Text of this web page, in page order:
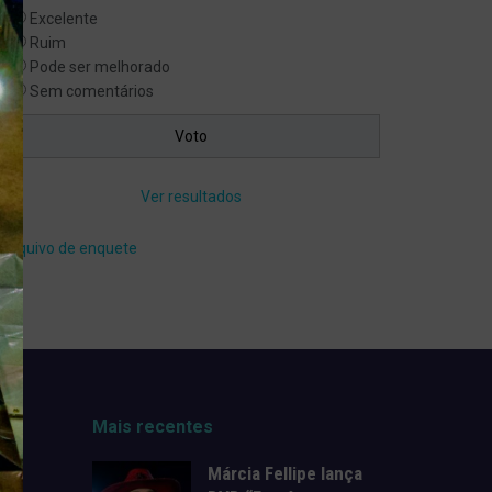
Excelente
Ruim
Pode ser melhorado
Sem comentários
Ver resultados
Arquivo de enquete
Mais recentes
Márcia Fellipe lança